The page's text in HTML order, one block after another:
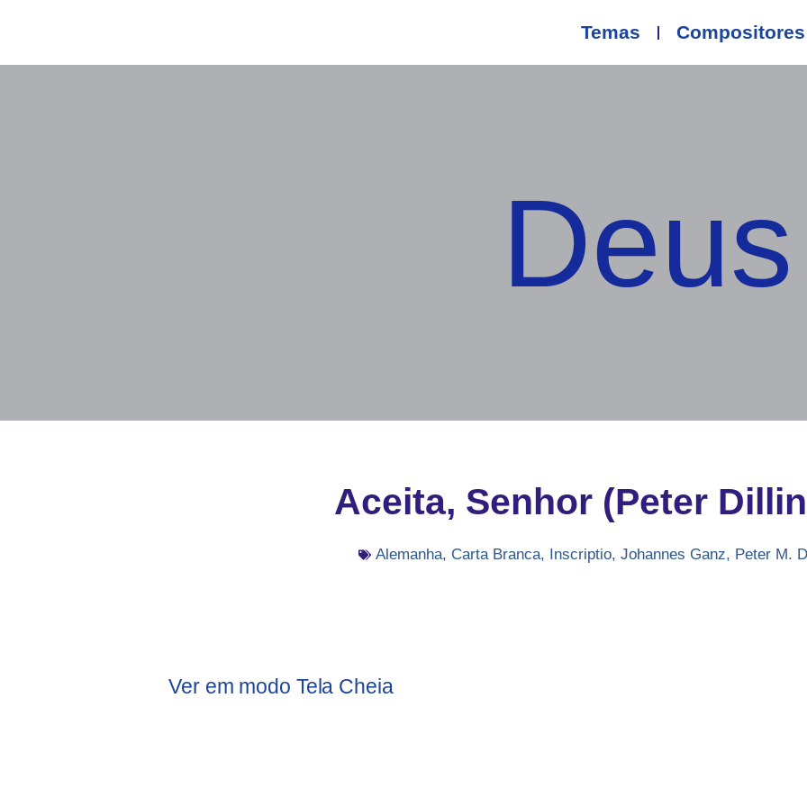
Temas Compositores
Aceita, Senhor (Peter
Alemanha, Carta Branca, Inscriptio, Johannes Ganz, Peter M.
Ver em modo Tela Cheia